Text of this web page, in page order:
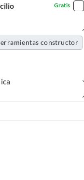
Gratis
constructor